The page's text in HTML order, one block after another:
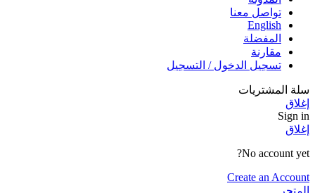
تواصل معنا
English
المفضلة
مقارنة
تسجيل الدخول / التسجيل
سلة المشتريات
إغلاق
Sign in
إغلاق
No account yet?
Create an Account
المتجر